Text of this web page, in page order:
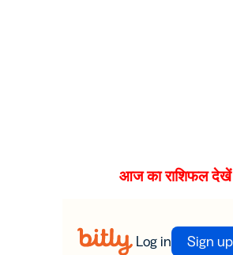
आज का राशिफल देखें